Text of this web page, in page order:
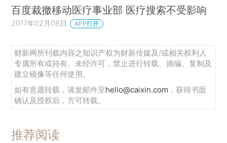
百度裁撤移动医疗事业部 医疗搜索不受影响
2017年02月08日 APP打开
财新网所刊载内容之知识产权为财新传媒及/或相关权利人
专属所有或持有。未经许可，禁止进行转载、摘编、复制及
建立镜像等任何使用。
如有意愿转载，请发邮件至hello@caixin.com ，获得书面
确认及授权后，方可转载。
推荐阅读